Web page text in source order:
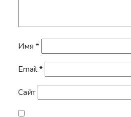
Имя *
Email*
Сайт